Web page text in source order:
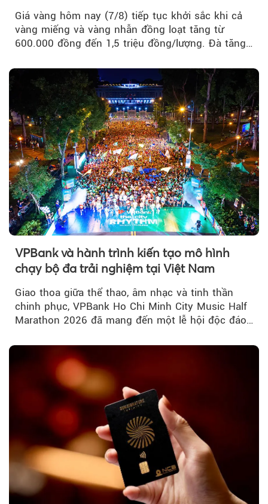
Giá vàng hôm nay (7/8) tiếp tục khởi sắc khi cả
vàng miếng và vàng nhẫn đồng loạt tăng từ
600.000 đồng đến 1,5 triệu đồng/lượng. Đà tăng
vàng thế giới bứt phá lên mức cao nhất trong
một tháng.
VPBank và hành trình kiến tạo mô hình
chạy bộ đa trải nghiệm tại Việt Nam
Giao thoa giữa thể thao, âm nhạc và tinh thần
chinh phục, VPBank Ho Chi Minh City Music Half
Marathon 2026 đã mang đến một lễ hội độc đáo